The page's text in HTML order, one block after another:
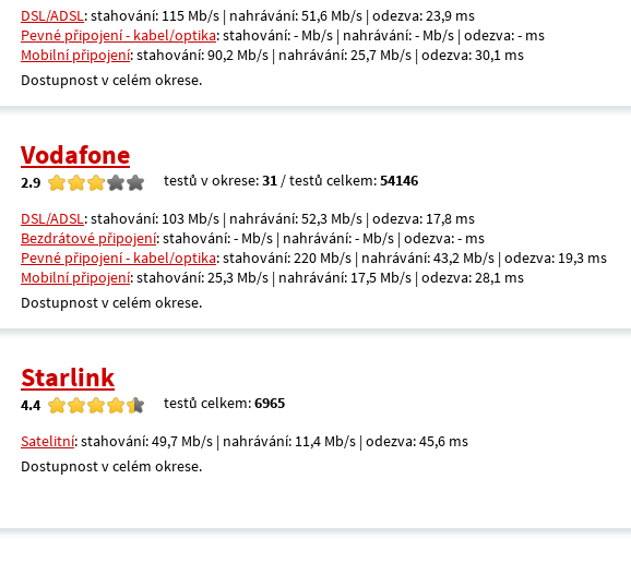
DSL/ADSL: stahování: 115 Mb/s | nahrávání: 51,6 Mb/s | odezva: 23,9 ms
Pevné připojení - kabel/optika: stahování: - Mb/s | nahrávání: - Mb/s | odezva: - ms
Mobilní připojení: stahování: 90,2 Mb/s | nahrávání: 25,7 Mb/s | odezva: 30,1 ms
Dostupnost v celém okrese.
Vodafone
2.9 testů v okrese:31 / testů celkem:54146
DSL/ADSL: stahování: 103 Mb/s | nahrávání: 52,3 Mb/s | odezva: 17,8 ms
Bezdrátové připojení: stahování: - Mb/s | nahrávání: - Mb/s | odezva: - ms
Pevné připojení - kabel/optika: stahování: 220 Mb/s | nahrávání: 43,2 Mb/s | odezva: 19,3 ms
Mobilní připojení: stahování: 25,3 Mb/s | nahrávání: 17,5 Mb/s | odezva: 28,1 ms
Dostupnost v celém okrese.
Starlink
4.4 testů celkem:6965
Satelitní: stahování: 49,7 Mb/s | nahrávání: 11,4 Mb/s | odezva: 45,6 ms
Dostupnost v celém okrese.